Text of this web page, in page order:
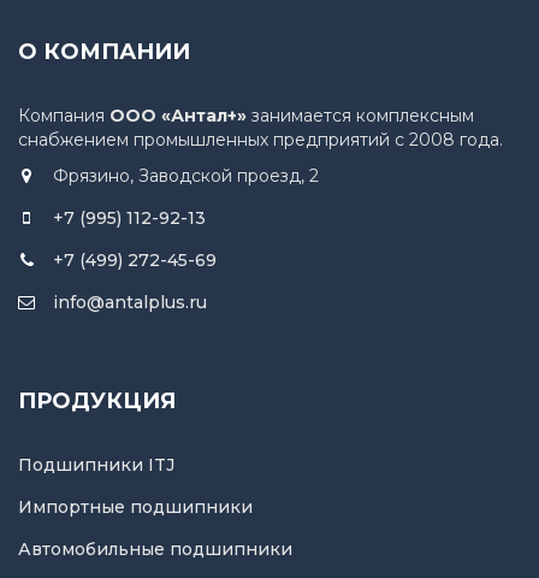
О КОМПАНИИ
Компания ООО «Антал+» занимается комплексным
снабжением промышленных предприятий с 2008 года.
Фрязино, Заводской проезд, 2
+7 (995) 112-92-13
+7 (499) 272-45-69
info@antalplus.ru
ПРОДУКЦИЯ
Подшипники ITJ
Импортные подшипники
Автомобильные подшипники